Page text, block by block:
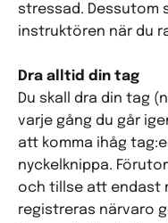
stressad. Dessutom
instruktören när du
Dra alltid din tag
Du skall dra din tag
varje gång du går
att komma ihåg
nyckelknippa.
och tillse att endast
registreras närvaro